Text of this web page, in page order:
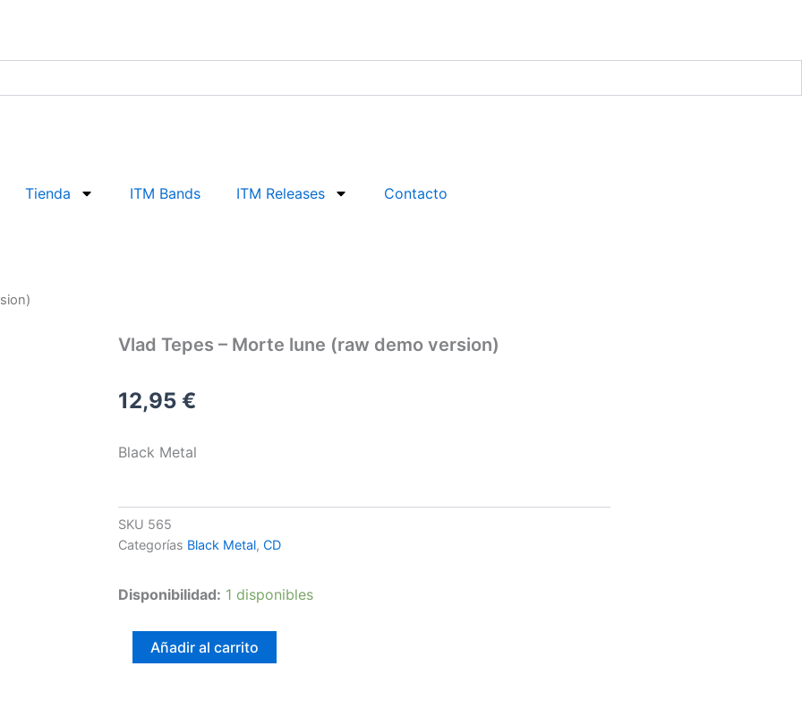
Tienda ITM Bands ITM Releases Contacto
Vlad Tepes – Morte lune (raw demo version)
12,95 €
Black Metal
SKU 565
Categorías Black Metal, CD
Disponibilidad: 1 disponibles
Vlad
Tepes
lune
Añadir al carrito